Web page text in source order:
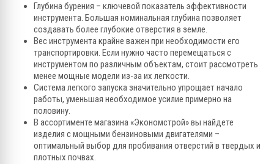
Глубина бурения – ключевой показатель эффективности
инструмента. Большая номинальная глубина позволяет
создавать более глубокие отверстия в земле.
Вес инструмента крайне важен при необходимости его
транспортировки. Если нужно часто перемещаться с
инструментом по различным объектам, стоит рассмотреть
менее мощные модели из-за их легкости.
Система легкого запуска значительно упрощает начало
работы, уменьшая необходимое усилие примерно на
половину.
В ассортименте магазина «Экономстрой» вы найдете
изделия с мощными бензиновыми двигателями –
оптимальный выбор для пробивания отверстий в твердых и
плотных почвах.